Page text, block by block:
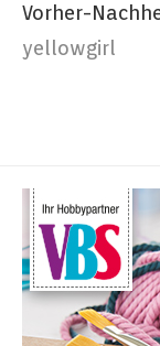
Vorher-
yellowgirl